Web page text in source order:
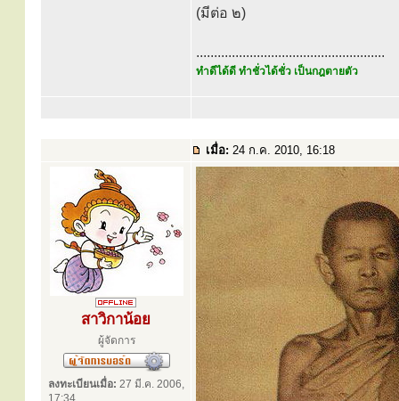
(มีต่อ ๒)
.....................................................
ทำดีได้ดี ทำชั่วได้ชั่ว เป็นกฎตายตัว
เมื่อ: 24 ก.ค. 2010, 16:18
สาวิกาน้อย
ผู้จัดการ
ลงทะเบียนเมื่อ: 27 มี.ค. 2006,
17:34